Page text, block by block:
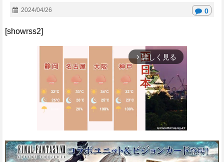
2024/04/26 0
[showrss2]
arrow_forward_ios 詳しく見る
M